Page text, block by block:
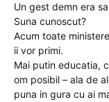
Un gest demn era
Suna cunoscut?
Acum toate
ii vor primi.
Mai putin educatia,
om posibil – ala de
puna in gura cu ai